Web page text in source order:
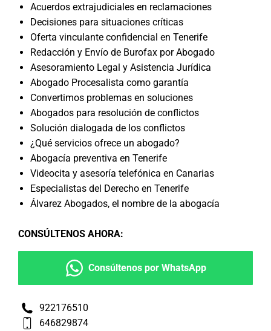
Acuerdos extrajudiciales en reclamaciones
Decisiones para situaciones críticas
Oferta vinculante confidencial en Tenerife
Redacción y Envío de Burofax por Abogado
Asesoramiento Legal y Asistencia Jurídica
Abogado Procesalista como garantía
Convertimos problemas en soluciones
Abogados para resolución de conflictos
Solución dialogada de los conflictos
¿Qué servicios ofrece un abogado?
Abogacía preventiva en Tenerife
Videocita y asesoría telefónica en Canarias
Especialistas del Derecho en Tenerife
Álvarez Abogados, el nombre de la abogacía
CONSÚLTENOS AHORA:
Consúltenos por WhatsApp
922176510
646829874